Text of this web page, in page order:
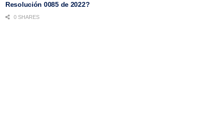
Resolución 0085 de 2022?
0 SHARES